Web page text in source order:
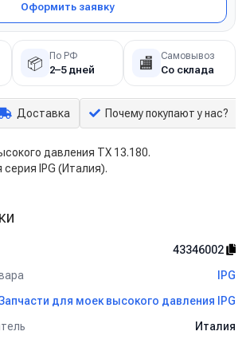
Оформить заявку
📦 По РФ
2–5 дней 🏬 Самовывоз
Со склада
Доставка Почему покупают у нас?
давления TX 13.180.
IPG (Италия).
43346002
IPG
для моек высокого давления IPG
Италия